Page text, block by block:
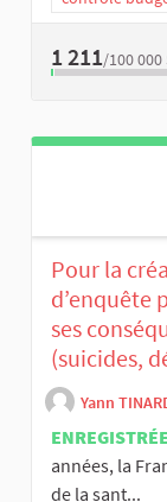
1 211/100 000
Pour la
d’enquête
ses
(suicides,
Yann
ENREGISTRÉE
années, la
de la sant...